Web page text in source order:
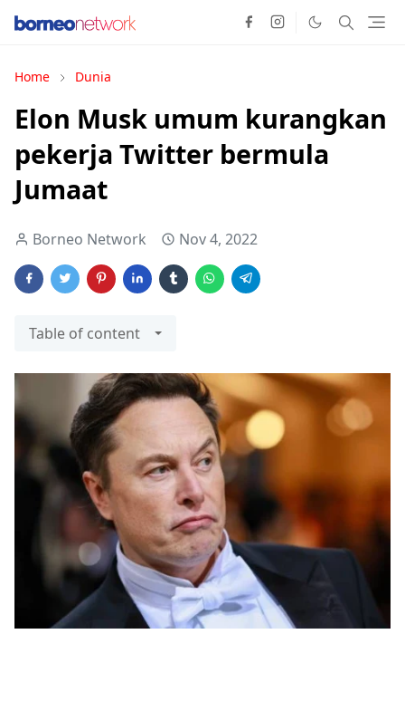
Home Dunia
Elon Musk umum kurangkan
pekerja Twitter bermula
Jumaat
Borneo Network Nov 4, 2022
Table of content